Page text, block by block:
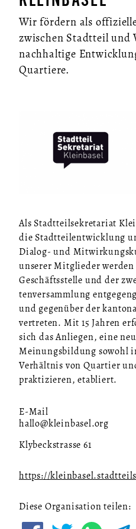
Wir fördern als
zwischen Stadtteil und
nachhaltige
Quartiere.
Als Stadtteilsekretariat
die Stadt­teil­ent­wick­lung
Dialog- und
unserer Mitglieder werden
Geschäftsstelle und der
ten­ver­samm­lung
und gegenüber der
vertreten. Mit 15 Jahren
sich das Anliegen, eine
Meinungsbildung sowohl
Verhältnis von Quartier
praktizieren, etabliert.
E-Mail
hallo@kleinbasel.org
Klybeckstrasse 61
https://
Diese Organisation teilen: